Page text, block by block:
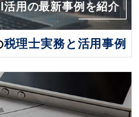
活用の最新事例を紹介
税理士実務と活用事例